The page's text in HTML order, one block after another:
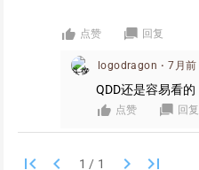
点赞 回复
logodragon · 7月前
QDD还是容易看的
点赞 回复
first_page keyboard_arrow_left keyboard_arrow_right last_page